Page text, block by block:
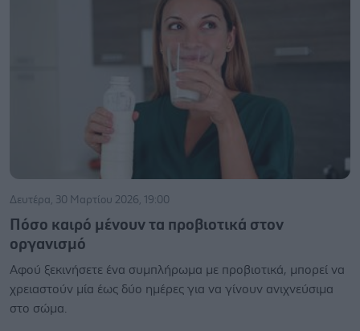
Δευτέρα, 30 Μαρτίου 2026, 19:00
Πόσο καιρό μένουν τα προβιοτικά στον
οργανισμό
Αφού ξεκινήσετε ένα συμπλήρωμα με προβιοτικά, μπορεί να
χρειαστούν μία έως δύο ημέρες για να γίνουν ανιχνεύσιμα
στο σώμα.